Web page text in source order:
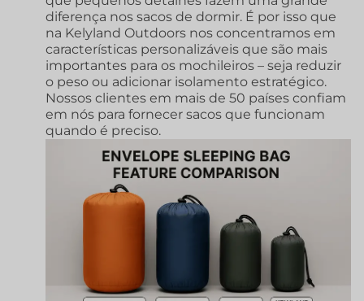
diferença nos sacos de dormir. É por isso que
na Kelyland Outdoors nos concentramos em
características personalizáveis que são mais
importantes para os mochileiros – seja reduzir
o peso ou adicionar isolamento estratégico.
Nossos clientes em mais de 50 países confiam
em nós para fornecer sacos que funcionam
quando é preciso.